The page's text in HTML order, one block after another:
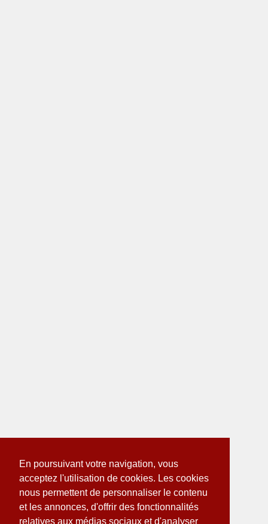
En poursuivant votre navigation, vous
acceptez l'utilisation de cookies. Les cookies
nous permettent de personnaliser le contenu
et les annonces, d'offrir des fonctionnalités
relatives aux médias sociaux et d'analyser